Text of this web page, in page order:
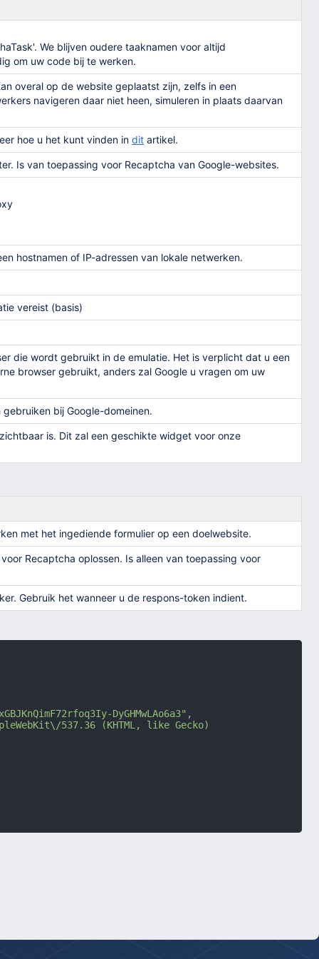
We blijven oudere taaknamen voor altijd
om uw code bij te werken.
overal op de website geplaatst zijn, zelfs in een
navigeren daar niet heen, simuleren in plaats daarvan
hoe u het kunt vinden in dit artikel.
Is van toepassing voor Recaptcha van Google-websites.
hostnamen of IP-adressen van lokale netwerken.
vereist (basis)
die wordt gebruikt in de emulatie. Het is verplicht dat u een
browser gebruikt, anders zal Google u vragen om uw
bij Google-domeinen.
is. Dit zal een geschikte widget voor onze
met het ingediende formulier op een doelwebsite.
Recaptcha oplossen. Is alleen van toepassing voor
Gebruik het wanneer u de respons-token indient.
DyGHMwLAo6a3" ,
537.36 (KHTML, like Gecko)